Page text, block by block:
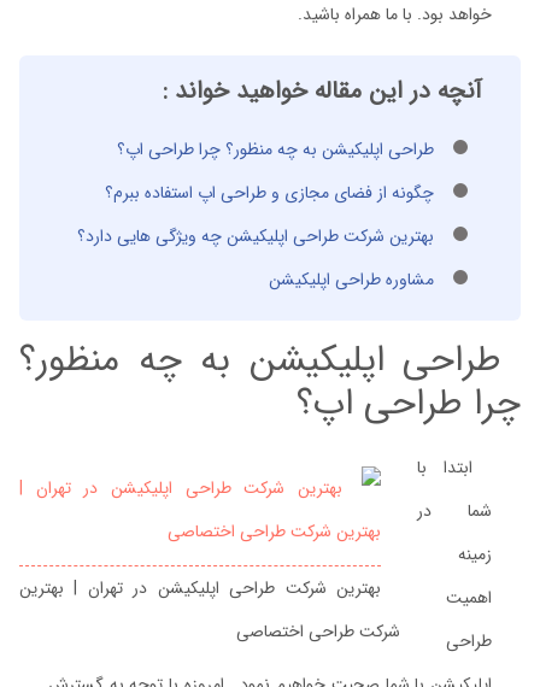
خواهد بود. با ما همراه باشید.
آنچه در این مقاله خواهید خواند :
طراحی اپلیکیشن به چه منظور؟ چرا طراحی اپ؟
چگونه از فضای مجازی و طراحی اپ استفاده ببرم؟
بهترین شرکت طراحی اپلیکیشن چه ویژگی هایی دارد؟
مشاوره طراحی اپلیکیشن
طراحی اپلیکیشن به چه منظور؟
چرا طراحی اپ؟
بهترین شرکت طراحی اپلیکیشن در تهران | بهترین
شرکت طراحی اختصاصی
ابتدا با
شما در
زمینه
اهمیت
طراحی